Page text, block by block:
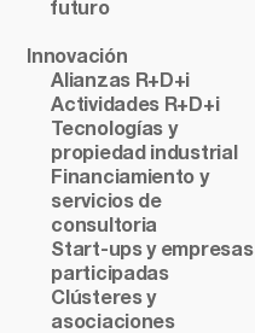
futuro
Innovación
Alianzas R+D+i
Actividades R+D+i
Tecnologías y
propiedad industrial
Financiamiento y
servicios de
consultoria
Start-ups y empresas
participadas
Clústeres y
asociaciones